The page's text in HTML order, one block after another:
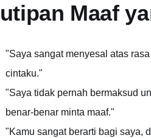
Maaf
"Saya sangat menyesal atas
cintaku."
"Saya tidak pernah bermaksud
benar-benar minta maaf."
"Kamu sangat berarti bagi saya,